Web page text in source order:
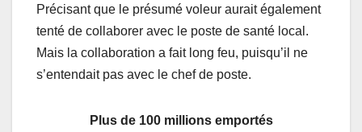
Précisant que le présumé voleur aurait également
tenté de collaborer avec le poste de santé local.
Mais la collaboration a fait long feu, puisqu’il ne
s’entendait pas avec le chef de poste.
Plus de 100 millions emportés